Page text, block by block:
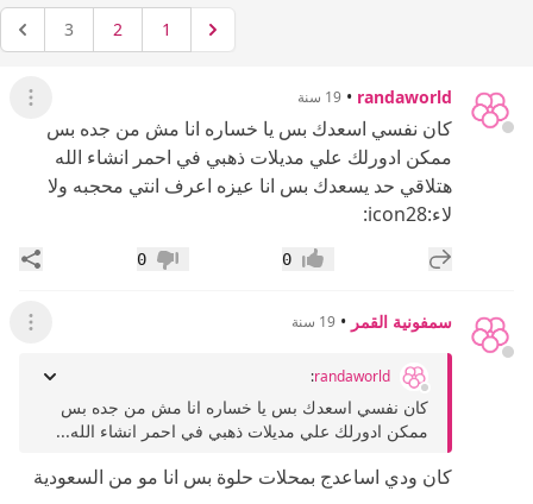
1
2
3
randaworld
• 19 سنة عرض
كان نفسي اسعدك بس يا خساره انا مش من جده بس
ممكن ادورلك علي مديلات ذهبي في احمر انشاء الله
هتلاقي حد يسعدك بس انا عيزه اعرف انتي محجبه ولا
لاء:icon28:
إضافة رد جديد إعجاب0 عدم إعجاب
0
سمفونية القمر • 19 سنة عرض
randaworld
:
كان نفسي اسعدك بس يا خساره انا مش من جده بس
ممكن ادورلك علي مديلات ذهبي في احمر انشاء الله...
كان ودي اساعدج بمحلات حلوة بس انا مو من السعودية